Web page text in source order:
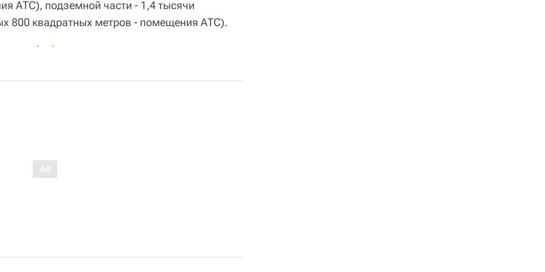
АТС), подземной части - 1,4 тысячи
800 квадратных метров - помещения АТС).